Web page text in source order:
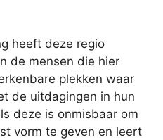
heeft deze regio
de mensen die hier
plekken waar
de uitdagingen in hun
deze is onmisbaar om
vorm te geven en leert